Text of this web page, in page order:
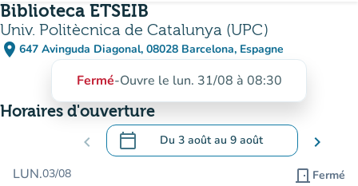
Biblioteca ETSEIB
Univ. Politècnica de Catalunya (UPC)
place 647 Avinguda Diagonal, 08028 Barcelona, Espagne
(ouvrir dans Google Maps)
(nouvel onglet)
Fermé-Ouvre le lun. 31/08 à 08:30
Horaires d'ouverture
chevron_left calendar_today Du 3 aoûtau 9 août
.Ouvrir le calendrier pour changer de
chevron_right
LUN.03/08 door_front Fermé